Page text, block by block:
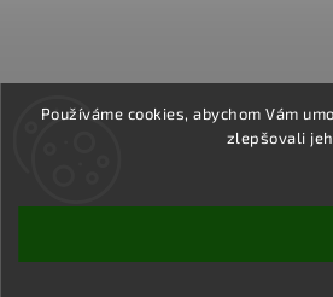
Používáme cookies, abychom Vám
zlepšovali